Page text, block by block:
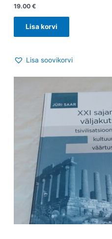
19.00 €
Lisa korvi
Lisa soovikorvi